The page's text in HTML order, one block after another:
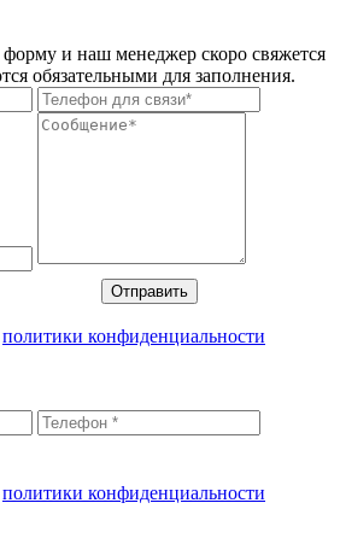
и наш менеджер скоро свяжется
обязательными для заполнения.
Отправить
политики конфиденциальности
политики конфиденциальности